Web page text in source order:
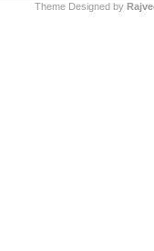
Theme Designed by